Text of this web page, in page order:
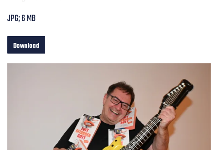
JPG; 6 MB
Download